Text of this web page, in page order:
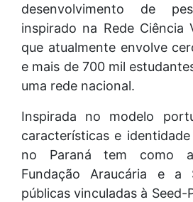
desenvolvimento de
inspirado na Rede Ciência
que atualmente envolve
e mais de 700 mil
uma rede nacional.
Inspirada no modelo
características e
no Paraná tem como
Fundação Araucária e a
públicas vinculadas à Seed-